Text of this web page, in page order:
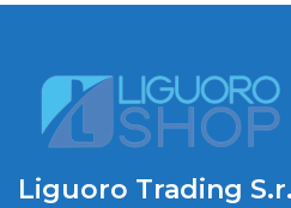
Liguoro Trading